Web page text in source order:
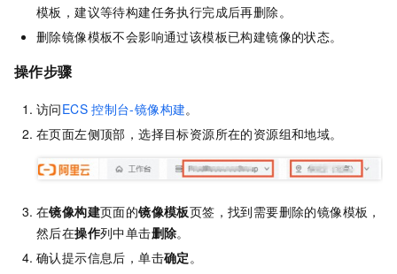
模板，建议等待构建任务执行完成后再删除。
删除镜像模板不会影响通过该模板已构建镜像的状态。
操作步骤
访问ECS 控制台-镜像构建。
在页面左侧顶部，选择目标资源所在的资源组和地域。
在镜像构建页面的镜像模板页签，找到需要删除的镜像模板，
然后在操作列中单击删除。
确认提示信息后，单击确定 。